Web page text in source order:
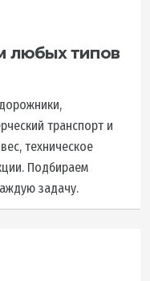
любых типов
транспорт и
техническое
Подбираем
задачу.